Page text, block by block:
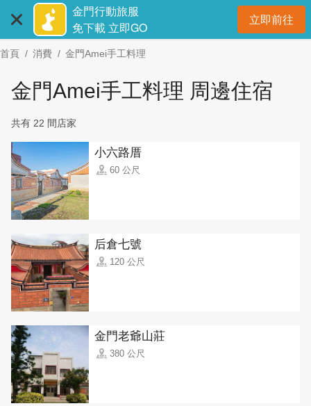
主
要
金門行動旅服
免下載 立即GO
立即前往開
首頁 消費 金門Amei手工料理
金門Amei手工料理 周邊住宿
共有 22 間店家
小六路厝
60 公尺
后倉七號
120 公尺
金門老爺山莊
380 公尺